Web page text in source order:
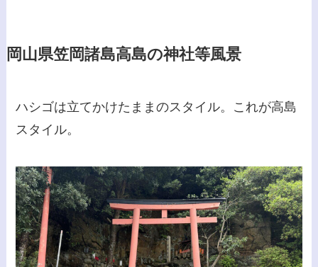
岡山県笠岡諸島高島の神社等風景
ハシゴは立てかけたままのスタイル。これが高島
スタイル。